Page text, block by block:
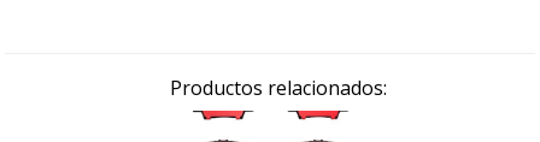
Productos relacionados: